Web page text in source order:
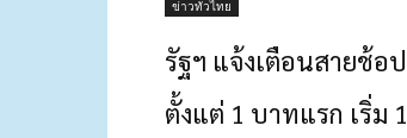
ข่าวทั่วไทย
รัฐฯ แจ้งเตือนสายช้อ
ตั้งแต่ 1 บาทแรก เริ่ม